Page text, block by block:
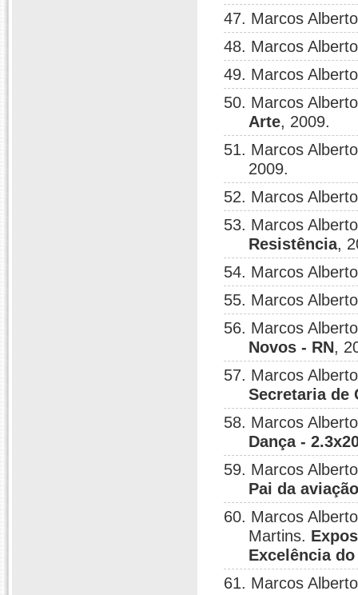
47. Marcos
48. Marcos
49. Marcos
50. Marcos
Arte, 2009.
51. Marcos
2009.
52. Marcos
53. Marcos
Resistência,
54. Marcos
55. Marcos
56. Marcos
Novos - RN,
57. Marcos
Secretaria de
58. Marcos
Dança -
59. Marcos
Pai da
60. Marcos
Martins.
Excelência
61. Marcos